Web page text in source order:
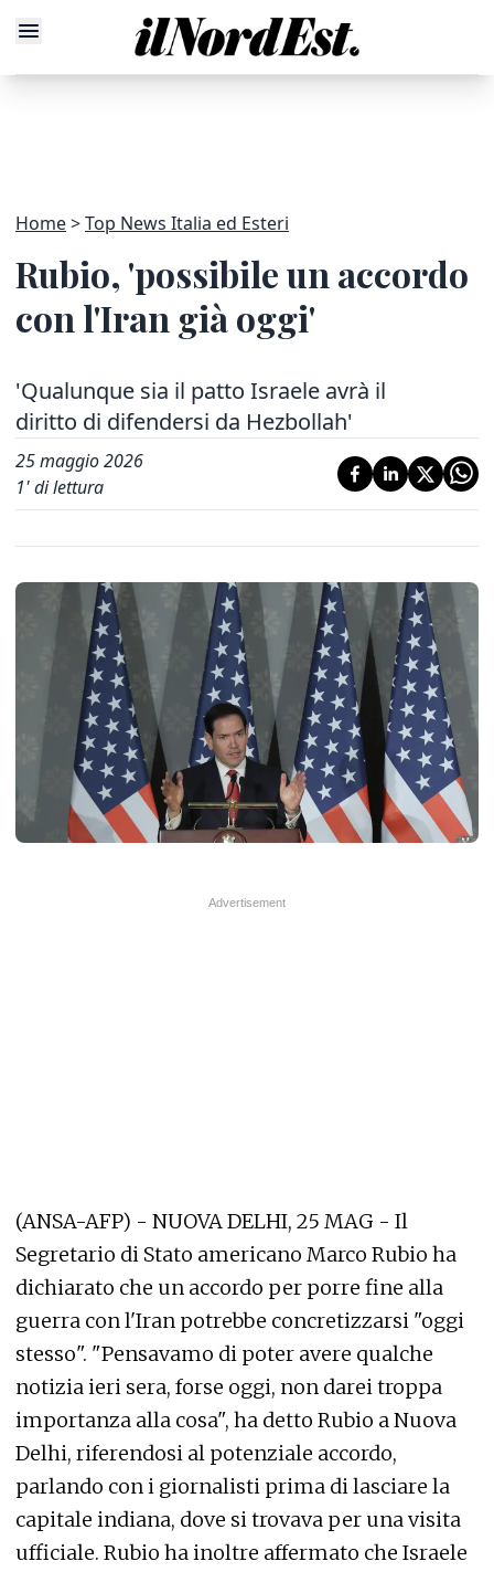
Home Top News Italia ed Esteri
Rubio, 'possibile un accordo
con l'Iran già oggi'
'Qualunque sia il patto Israele avrà il
diritto di difendersi da Hezbollah'
25 maggio 2026
1' di lettura
(ANSA-AFP) - NUOVA DELHI, 25 MAG - Il
Segretario di Stato americano Marco Rubio ha
dichiarato che un accordo per porre fine alla
guerra con l'Iran potrebbe concretizzarsi "oggi
stesso". "Pensavamo di poter avere qualche
notizia ieri sera, forse oggi, non darei troppa
importanza alla cosa", ha detto Rubio a Nuova
Delhi, riferendosi al potenziale accordo,
parlando con i giornalisti prima di lasciare la
capitale indiana, dove si trovava per una visita
ufficiale. Rubio ha inoltre affermato che Israele